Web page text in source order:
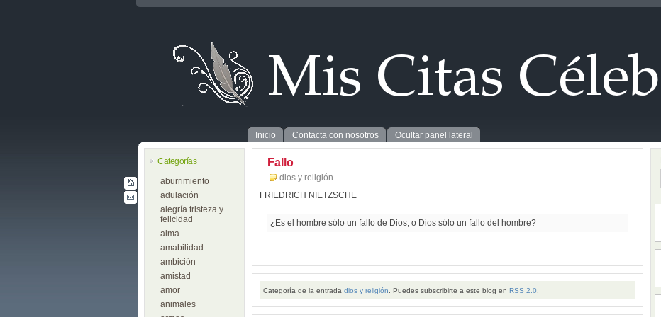
Inicio Contacta con nosotros Ocultar panel lateral
Categorías
aburrimiento
adulación
alegría tristeza y
felicidad
alma
amabilidad
ambición
amistad
amor
animales
Fallo
dios y religión
FRIEDRICH NIETZSCHE
¿Es el hombre sólo un fallo de Dios, o Dios sólo un fallo del hombre?
Categoría de la entrada dios y religión . Puedes subscribirte a este blog en RSS 2.0